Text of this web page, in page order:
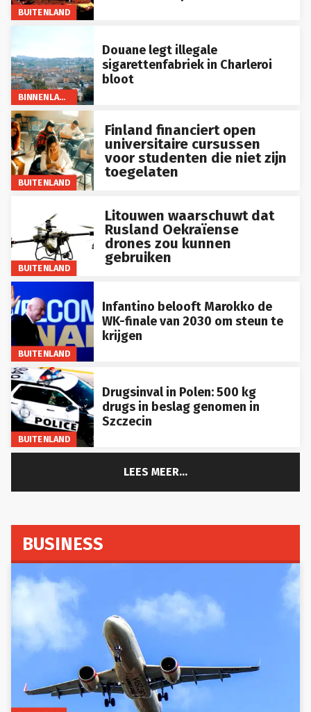
BUITENLAND
BINNENLAND
Douane legt illegale
sigarettenfabriek in Charleroi
bloot
BUITENLAND
Finland financiert open
universitaire cursussen
voor studenten die niet zijn
toegelaten
BUITENLAND
Litouwen waarschuwt dat
Rusland Oekraïense
drones zou kunnen
gebruiken
BUITENLAND
Infantino belooft Marokko de
WK-finale van 2030 om steun te
krijgen
BUITENLAND
Drugsinval in Polen: 500 kg
drugs in beslag genomen in
Szczecin
LEES MEER...
BUSINESS
BUSINESS